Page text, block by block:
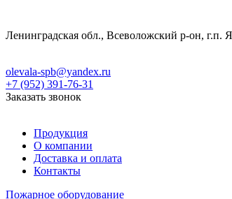
Ленинградская обл., Всеволожский р-он, г.п.
olevala-spb@yandex.ru
+7 (952) 391-76-31
Заказать звонок
Продукция
О компании
Доставка и оплата
Контакты
Пожарное оборудование